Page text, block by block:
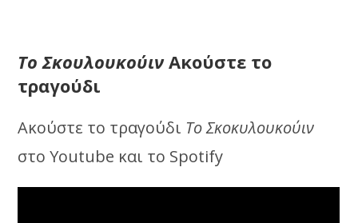
Το Σκουλουκούιν Ακούστε το
τραγούδι
Ακούστε το τραγούδι Το Σκοκυλουκούιν
στο Youtube και το Spotify